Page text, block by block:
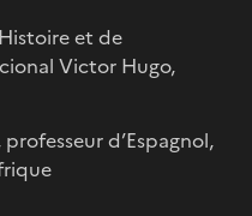
et de
Victor Hugo,
d’Espagnol,